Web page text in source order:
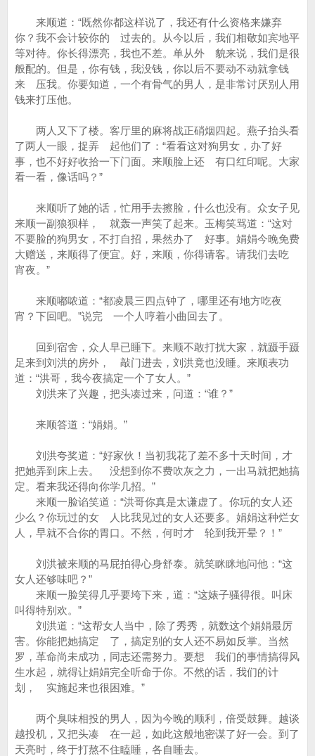
来顺道：“既然你都这样说了，我还有什么资格来嫌弃
你？我不会计较你的 过去的。从今以后，我们相敬如宾地平
等对待。你长得漂亮，我也不差。单从外 貌来说，我们是很
般配的。但是，你有钱，我没钱，你以后不要动不动就拿钱
来 压我。你要知道，一个有骨气的男人，是非常讨厌别人用
钱来打压他。
两人又下了楼。客厅里的麻将战正硝烟四起。燕子抬头看
了两人一眼，捉弄 起他们了：“看看这对狗男女，办了好
事，也不好好收拾一下门面。来顺脸上还 有口红印呢。大家
看一看，像话吗？”
来顺听了她的话，忙用手去擦脸，什么也没有。众女子见
来顺一副狼狈样， 就轰一声笑了起来。玉梅笑骂道：“这对
不要脸的狗男女，不打自招，果然办了 好事。娟娟今晚免费
大赠送，来顺得了便宜。好，来顺，你得请客。请我们去吃
宵夜。”
来顺嘟哝道：“都凌晨三四点钟了，哪里还有地方吃夜
宵？下回吧。”说完 一个人哼着小曲回去了。
回到宿舍，众人早已睡下。来顺不敢打扰大家，就蹑手蹑
足来到刘洪的房外， 敲门进去，刘洪竟也没睡。来顺表功
道：“洪哥，我今夜搞定一个了女人。”
刘洪来了兴趣，把头凑过来，问道：“谁？”
来顺答道：“娟娟。”
刘洪夸奖道：“好家伙！当初我花了差不多十天时间，才
把她弄到床上去。 没想到你不费吹灰之力，一出马就把她搞
定。看来我还得向你学几招。”
来顺一脸谄笑道：“洪哥你真是太谦虚了。你玩的女人还
少么？你玩过的女 人比我见过的女人还要多。娟娟这种烂女
人，早就不合你的胃口。不然，何时才 轮到我开晕？！”
刘洪被来顺的马屁拍得心身舒泰。就笑眯眯地问他：“这
女人还够味吧？”
来顺一脸笑得几乎要垮下来，道：“这婊子骚得很。叫床
叫得特别欢。”
刘洪道：“这帮女人当中，除了秀秀，就数这个娟娟最厉
害。你能把她搞定 了，搞定别的女人还不易如反掌。当然
罗，革命尚未成功，同志还需努力。要想 我们的事情搞得风
生水起，就得让娟娟完全听命于你。不然的话，我们的计
划， 实施起来也很困难。”
两个臭味相投的男人，因为今晚的顺利，倍受鼓舞。越谈
越投机，又把头凑 在一起，如此这般地密谋了好一会。到了
天亮时，终于打熬不住瞌睡，各自睡去。